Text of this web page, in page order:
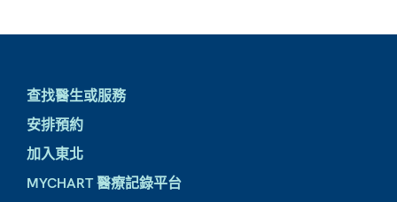
查找醫生或服務
安排預約
加入東北
MYCHART 醫療記錄平台